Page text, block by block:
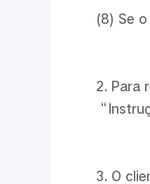
(8) Se
2. Para
3. O